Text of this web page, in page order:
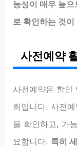
능성이 매우 높
로 확인하는 것
사전예약
사전예약은 할인
회입니다. 사전
을 확인하고, 가
요합니다. 특히